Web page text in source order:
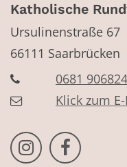
Katholische
Ursulinenstraße 67
66111 Saarbrücken
0681
Klick zum
Bistum Trier
Bistum